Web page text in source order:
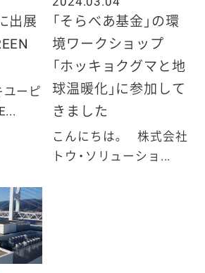
出展
ーピ
「そらべあ基金」の環
境ワークショップ
「ホッキョクグマと地
球温暖化」に参加して
きました
こんにちは。 株式会社
トウ・ソリューショ...